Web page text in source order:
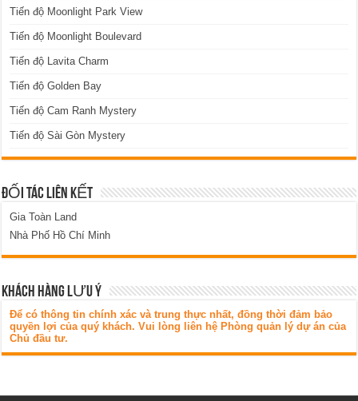
Tiến độ Moonlight Park View
Tiến độ Moonlight Boulevard
Tiến độ Lavita Charm
Tiến độ Golden Bay
Tiến độ Cam Ranh Mystery
Tiến độ Sài Gòn Mystery
ĐỐI TÁC LIÊN KẾT
Gia Toàn Land
Nhà Phố Hồ Chí Minh
KHÁCH HÀNG LƯU Ý
Để có thông tin chính xác và trung thực nhất, đồng thời đảm bảo
quyền lợi của quý khách. Vui lòng liên hệ Phòng quản lý dự án của
Chủ đầu tư.